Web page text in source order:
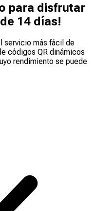
para disfrutar
14 días!
servicio más fácil de
códigos QR dinámicos
rendimiento se puede